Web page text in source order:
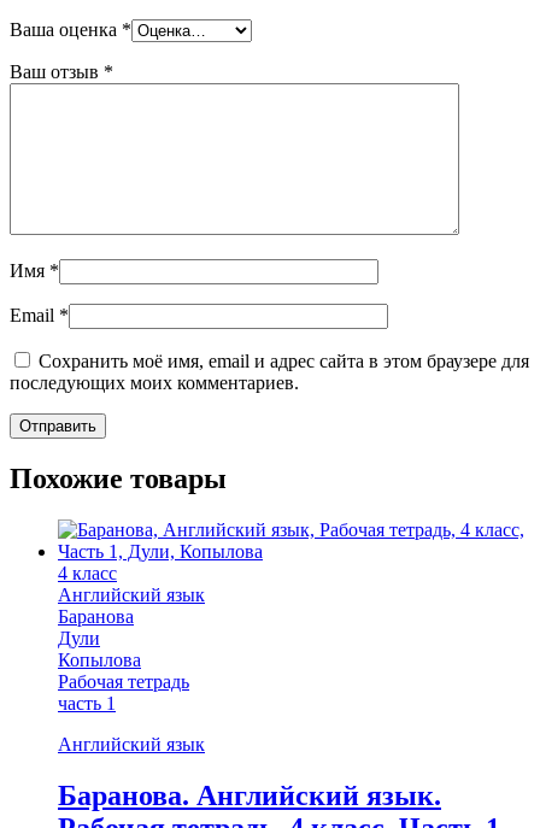
Ваша оценка *
Ваш отзыв *
Имя *
Email *
Сохранить моё имя, email и адрес сайта в этом браузере для
последующих моих комментариев.
Похожие товары
4 класс
Английский язык
Баранова
Дули
Копылова
Рабочая тетрадь
часть 1
Английский язык
Баранова. Английский язык.